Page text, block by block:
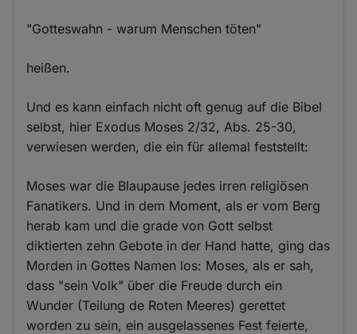
"Gotteswahn - warum Menschen töten"
heißen.
Und es kann einfach nicht oft genug auf die Bibel
selbst, hier Exodus Moses 2/32, Abs. 25-30,
verwiesen werden, die ein für allemal feststellt:
Moses war die Blaupause jedes irren religiösen
Fanatikers. Und in dem Moment, als er vom Berg
herab kam und die grade von Gott selbst
diktierten zehn Gebote in der Hand hatte, ging das
Morden in Gottes Namen los: Moses, als er sah,
dass "sein Volk" über die Freude durch ein
Wunder (Teilung de Roten Meeres) gerettet
worden zu sein, ein ausgelassenes Fest feierte,